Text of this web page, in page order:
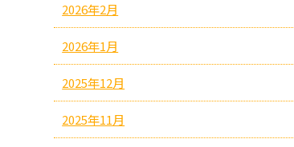
2026年2月
2026年1月
2025年12月
2025年11月